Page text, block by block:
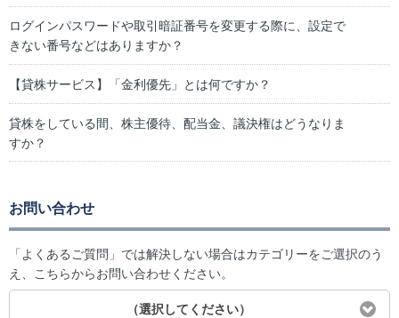
ログインパスワードや取引暗証番号を変更する際に、設定で
きない番号などはありますか？
【貸株サービス】「金利優先」とは何ですか？
貸株をしている間、株主優待、配当金、議決権はどうなりま
すか？
お問い合わせ
「よくあるご質問」では解決しない場合はカテゴリーをご選択のう
え、こちらからお問い合わせください。
（選択してください）